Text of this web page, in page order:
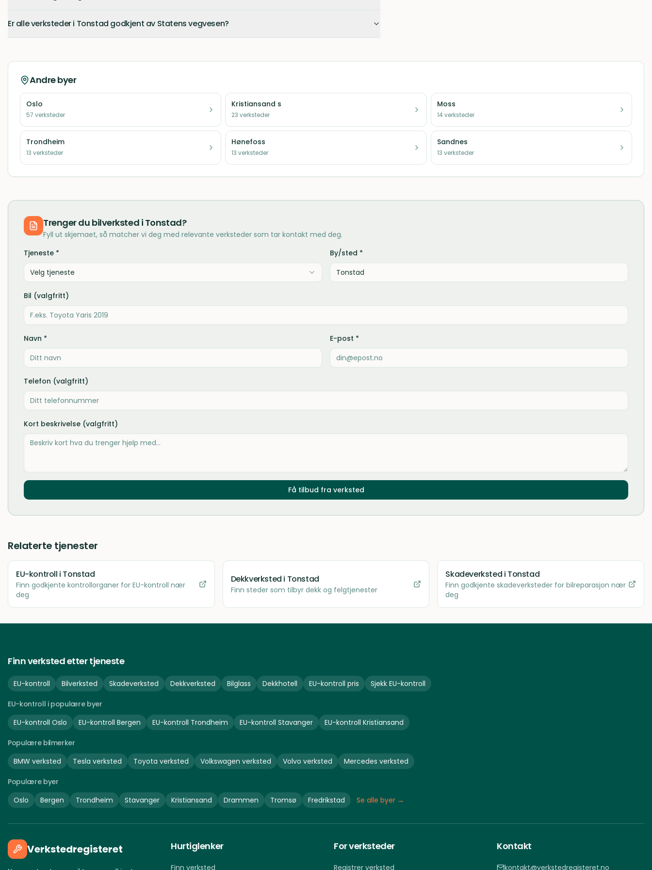
Er alle verksteder i Tonstad godkjent av Statens vegvesen?
Andre byer
Oslo
57 verksteder
Kristiansand s
23 verksteder
Moss
14verksteder
Trondheim
13 verksteder
Hønefoss
13 verksteder
Sandnes
13 verksteder
Trenger du bilverksted i Tonstad?
Fyll ut skjemaet, så matcher vi deg med relevante verksteder som tar kontakt med deg.
Tjeneste *
Velg tjeneste
By/sted *
Bil (valgfritt)
Navn * E-post *
Telefon (valgfritt)
Kort beskrivelse (valgfritt)
Få tilbud fra verksted
Relaterte tjenester
EU-kontroll i Tonstad
Finn godkjente kontrollorganer for EU-kontroll nær
deg
Dekkverksted i Tonstad
Finn steder som tilbyr dekk og felgtjenester
Skadeverksted i Tonstad
Finn godkjente skadeverksteder for bilreparasjon nær
deg
Finn verksted etter tjeneste
EU-kontroll Bilverksted Skadeverksted Dekkverksted Bilglass Dekkhotell EU-kontroll pris Sjekk EU-kontroll
EU-kontroll i populære byer
EU-kontroll Oslo EU-kontroll Bergen EU-kontroll Trondheim EU-kontroll Stavanger EU-kontroll Kristiansand
Populære bilmerker
BMW verksted Tesla verksted Toyota verksted Volkswagen verksted Volvo verksted Mercedes verksted
Populære byer
Oslo
Bergen Trondheim Stavanger Kristiansand Drammen Tromsø Fredrikstad Se alle byer →
Verkstedregisteret Hurtiglenker
Finn verksted
For verksteder
Registrer verksted
Kontakt
kontakt@verkstedregisteret.no